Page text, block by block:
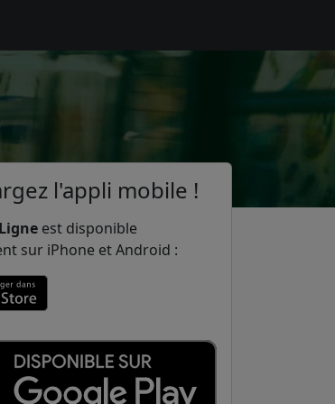
l'appli mobile !
est disponible
sur iPhone et Android :